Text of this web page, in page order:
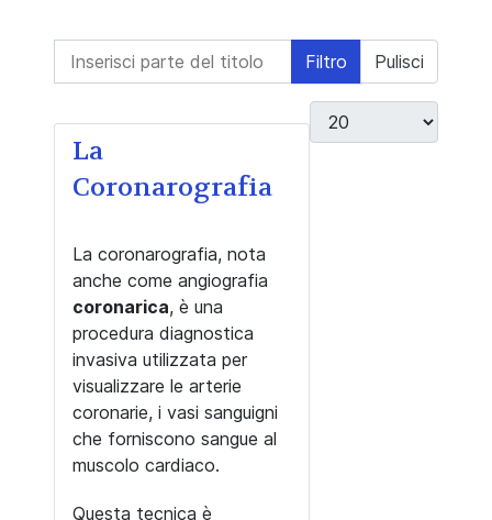
Inserisci parte del titolo Filtro Pulisci
Visualizza #
La
Coronarografia
La coronarografia, nota
anche come angiografia
coronarica, è una
procedura diagnostica
invasiva utilizzata per
visualizzare le arterie
coronarie, i vasi sanguigni
che forniscono sangue al
muscolo cardiaco.
Questa tecnica è